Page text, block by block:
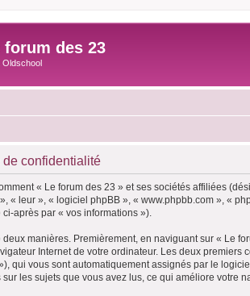
forum des 23
Oldschool
de confidentialité
« Le forum des 23 » et ses sociétés affiliées
« leur », « logiciel phpBB », « www.phpbb.com », «
après par « vos informations »).
manières. Premièrement, en naviguant sur « Le
Internet de votre ordinateur. Les deux
qui vous sont automatiquement assignés par le
les sujets que vous avez lus, ce qui améliore votre